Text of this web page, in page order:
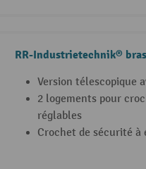
RR-Industrietechnik®
Version télescopique
2 logements pour
réglables
Crochet de sécurité